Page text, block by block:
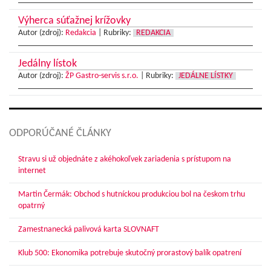
Výherca súťažnej krížovky
Autor (zdroj): Redakcia Rubriky: REDAKCIA
Jedálny lístok
Autor (zdroj): ŽP Gastro-servis s.r.o. Rubriky: JEDÁLNE LÍSTKY
ODPORÚČANÉ ČLÁNKY
Stravu si už objednáte z akéhokoľvek zariadenia s prístupom na
internet
Martin Čermák: Obchod s hutníckou produkciou bol na českom trhu
opatrný
Zamestnanecká palivová karta SLOVNAFT
Klub 500: Ekonomika potrebuje skutočný prorastový balík opatrení